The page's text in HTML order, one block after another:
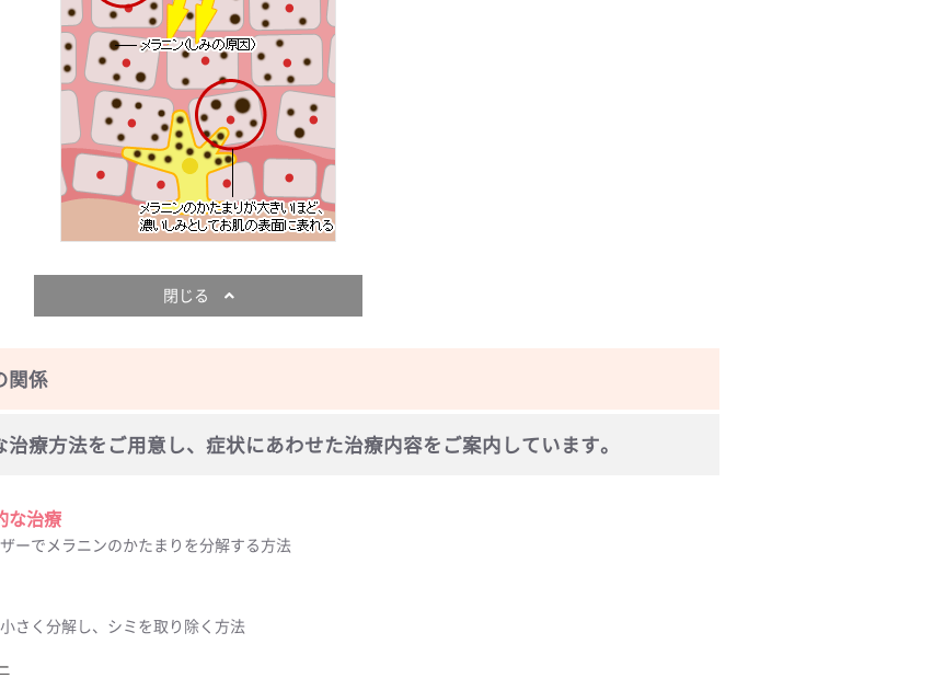
閉じる
関係
療方法をご用意し、症状にあわせた治療内容をご案内しています。
な治療
ーでメラニンのかたまりを分解する方法
さく分解し、シミを取り除く方法